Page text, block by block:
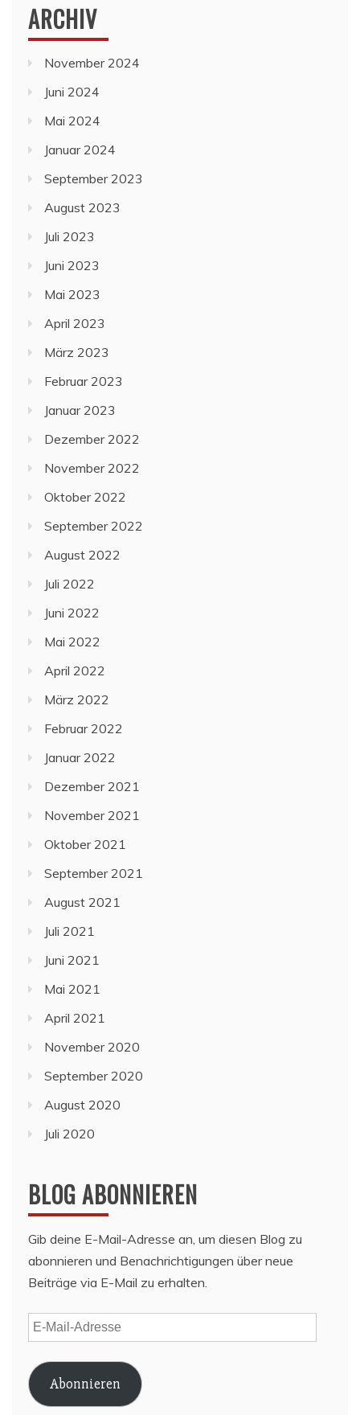
ARCHIV
November 2024
Juni 2024
Mai 2024
Januar 2024
September 2023
August 2023
Juli 2023
Juni 2023
Mai 2023
April 2023
März 2023
Februar 2023
Januar 2023
Dezember 2022
November 2022
Oktober 2022
September 2022
August 2022
Juli 2022
Juni 2022
Mai 2022
April 2022
März 2022
Februar 2022
Januar 2022
Dezember 2021
November 2021
Oktober 2021
September 2021
August 2021
Juli 2021
Juni 2021
Mai 2021
April 2021
November 2020
September 2020
August 2020
Juli 2020
BLOG ABONNIEREN
Gib deine E-Mail-Adresse an, um diesen Blog zu
abonnieren und Benachrichtigungen über neue
Beiträge via E-Mail zu erhalten.
E-
Mail-
Adresse
Abonnieren